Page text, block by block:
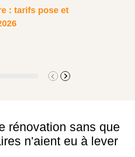
: tarifs pose et
rénovation sans que
n'aient eu à lever